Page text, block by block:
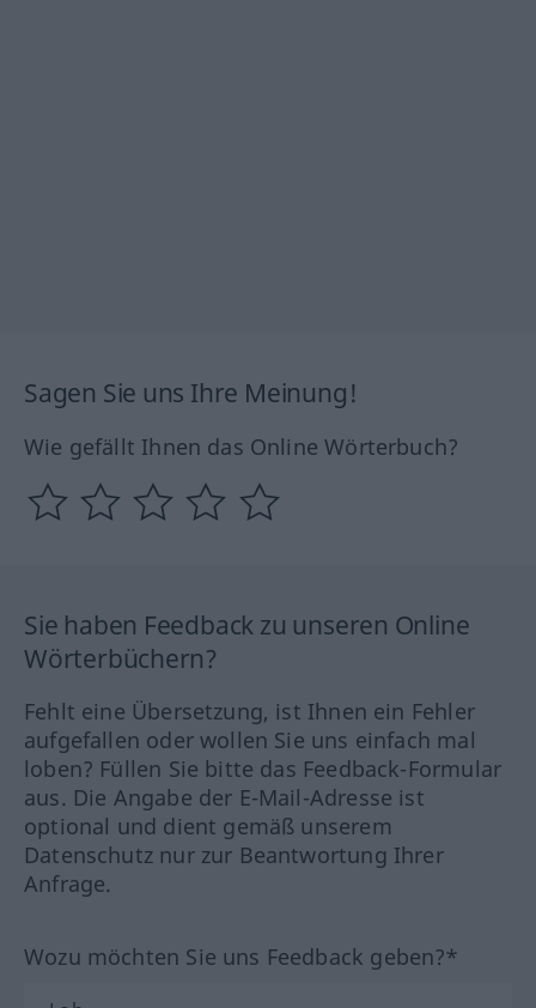
Sagen Sie uns Ihre Meinung!
Wie gefällt Ihnen das Online Wörterbuch?
Sie haben Feedback zu unseren Online
Wörterbüchern?
Fehlt eine Übersetzung, ist Ihnen ein Fehler
aufgefallen oder wollen Sie uns einfach mal
loben? Füllen Sie bitte das Feedback-Formular
aus. Die Angabe der E-Mail-Adresse ist
optional und dient gemäß unserem
Datenschutz nur zur Beantwortung Ihrer
Anfrage.
Wozu möchten Sie uns Feedback geben?*